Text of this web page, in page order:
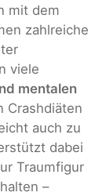
mit dem
zahlreiche
viele
mentalen
Crashdiäten
auch zu
dabei
Traumfigur
–